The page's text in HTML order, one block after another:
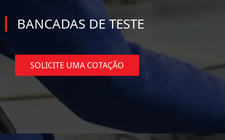
BANCADAS DE TESTE
SOLICITE UMA COTAÇÃO